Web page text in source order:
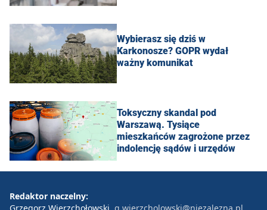
Wybierasz się dziś w
Karkonosze? GOPR wydał
ważny komunikat
Toksyczny skandal pod
Warszawą. Tysiące
mieszkańców zagrożone przez
indolencję sądów i urzędów
Redaktor naczelny: